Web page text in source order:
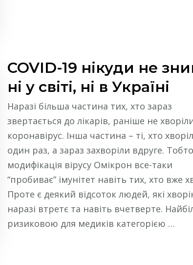
COVID-19 нікуди не
ні у світі, ні в Україні
Наразі більша частина тих, хто зараз
звертається до лікарів, раніше не
коронавірус. Інша частина – ті, хто
один раз, а зараз захворіли вдруге. Тобто
модифікація вірусу Омікрон все-таки
“пробиває” імунітет навіть тих, хто вже
Проте є деякий відсоток людей, які
наразі втретє та навіть вчетверте.
ризиковою для медиків категорією …